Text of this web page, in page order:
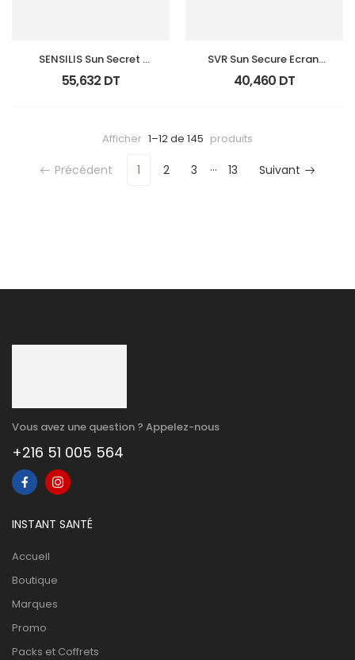
SENSILIS Sun Secret
Fluid Anti Age 50Ml
Sp50+ Teinte
55,632 DT
SVR Sun Secure Ecran
Invisible T 50Ml Spf50+
40,460 DT
Afficher 1–12 de 145 produits
Précédent 1 2 3 … 13 Suivant
Vous avez une question ? Appelez-nous
+216 51 005 564
INSTANT SANTÉ
Accueil
Boutique
Marques
Promo
Packs et Coffrets